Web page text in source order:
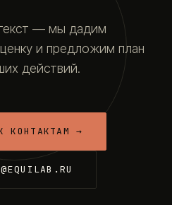
— мы дадим
и предложим план
действий.
КОНТАКТАМ →